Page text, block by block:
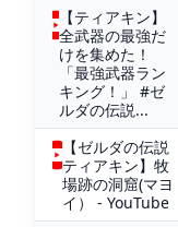
【ティアキン】
全武器の最強だ
けを集めた！
「最強武器ラン
キング！」 #ゼ
ルダの伝説...
【ゼルダの伝説
ティアキン】牧
場跡の洞窟(マヨ
イ） - YouTube